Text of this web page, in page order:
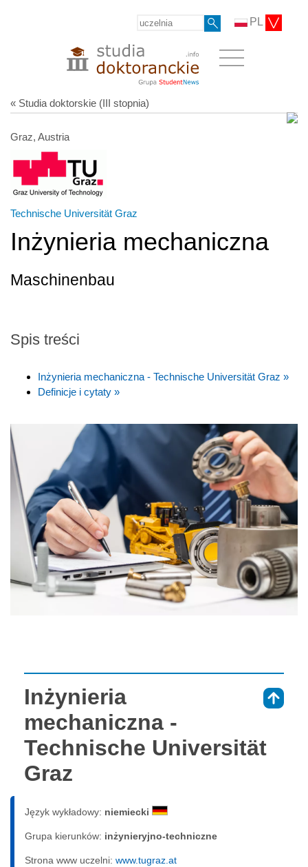
PL
« Studia doktorskie (III stopnia)
Graz, Austria
Technische Universität Graz
Inżynieria mechaniczna
Maschinenbau
Spis treści
Inżynieria mechaniczna - Technische Universität Graz »
Definicje i cytaty »
Inżynieria
mechaniczna -
Technische Universität
Graz
Język wykładowy: niemiecki
Grupa kierunków: inżynieryjno-techniczne
Strona www uczelni: www.tugraz.at